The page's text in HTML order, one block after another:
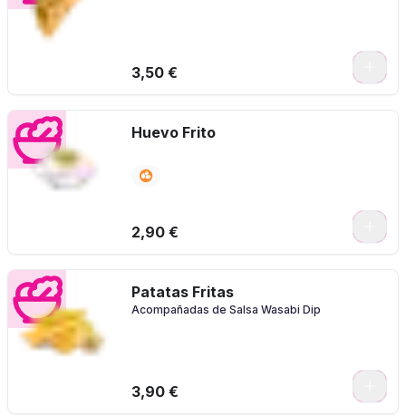
3,50 €
Huevo Frito
2,90 €
Patatas Fritas
Acompañadas de Salsa Wasabi Dip
3,90 €